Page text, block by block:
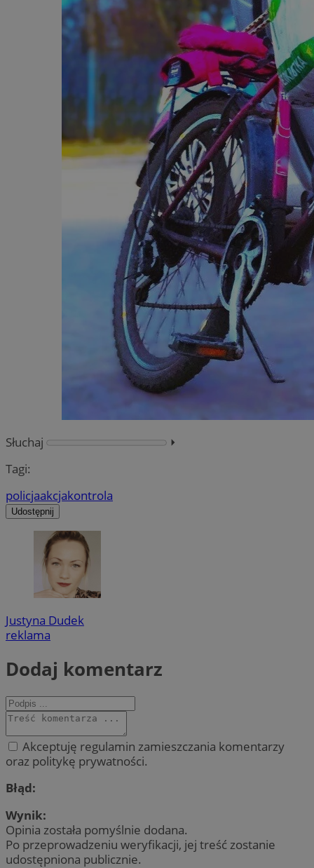
Słuchaj
⏵︎
Tagi:
policjaakcjakontrola
Udostępnij
Justyna Dudek
reklama
Dodaj komentarz
Akceptuję regulamin zamieszczania komentarzy
oraz politykę prywatności.
Błąd:
Wynik:
Opinia została pomyślnie dodana.
Po przeprowadzeniu weryfikacji, jej treść zostanie
udostępniona publicznie.